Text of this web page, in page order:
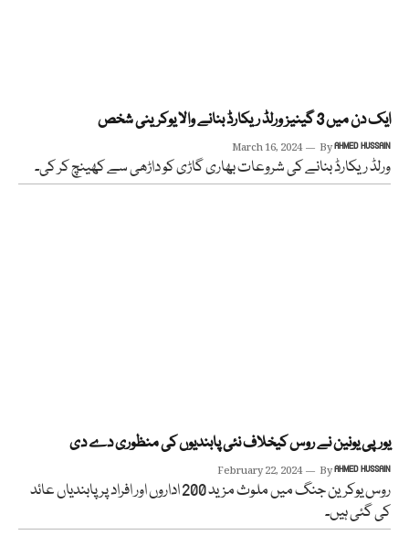
ایک دن میں 3 گینیز ورلڈ ریکارڈ بنانے والا یوکرینی شخص
March 16, 2024 ByAHMED HUSSAIN
ورلڈ ریکارڈ بنانے کی شروعات بھاری گاڑی کو داڑھی سے کھینچ کر کی۔
یورپی یونین نے روس کیخلاف نئی پابندیوں کی منظوری دے دی
February 22, 2024 ByAHMED HUSSAIN
روس یوکرین جنگ میں ملوث مزید 200 اداروں اور افراد پر پابندیاں عائد
کی گئی ہیں۔